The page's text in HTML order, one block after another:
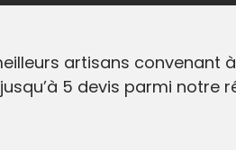
artisans convenant à
5 devis parmi notre